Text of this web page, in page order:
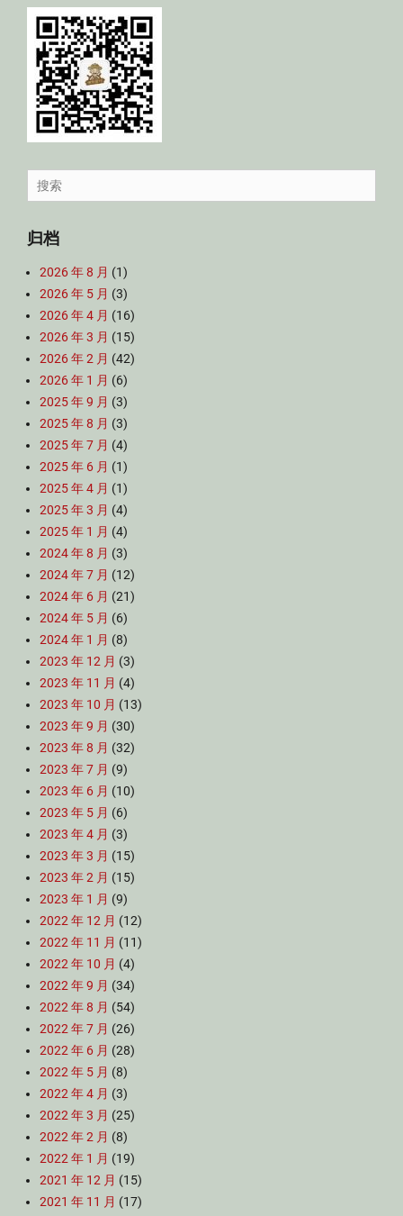
Search
for:
归档
2026 年 8 月 (1)
2026 年 5 月 (3)
2026 年 4 月 (16)
2026 年 3 月 (15)
2026 年 2 月 (42)
2026 年 1 月 (6)
2025 年 9 月 (3)
2025 年 8 月 (3)
2025 年 7 月 (4)
2025 年 6 月 (1)
2025 年 4 月 (1)
2025 年 3 月 (4)
2025 年 1 月 (4)
2024 年 8 月 (3)
2024 年 7 月 (12)
2024 年 6 月 (21)
2024 年 5 月 (6)
2024 年 1 月 (8)
2023 年 12 月 (3)
2023 年 11 月 (4)
2023 年 10 月 (13)
2023 年 9 月 (30)
2023 年 8 月 (32)
2023 年 7 月 (9)
2023 年 6 月 (10)
2023 年 5 月 (6)
2023 年 4 月 (3)
2023 年 3 月 (15)
2023 年 2 月 (15)
2023 年 1 月 (9)
2022 年 12 月 (12)
2022 年 11 月 (11)
2022 年 10 月 (4)
2022 年 9 月 (34)
2022 年 8 月 (54)
2022 年 7 月 (26)
2022 年 6 月 (28)
2022 年 5 月 (8)
2022 年 4 月 (3)
2022 年 3 月 (25)
2022 年 2 月 (8)
2022 年 1 月 (19)
2021 年 12 月 (15)
2021 年 11 月 (17)